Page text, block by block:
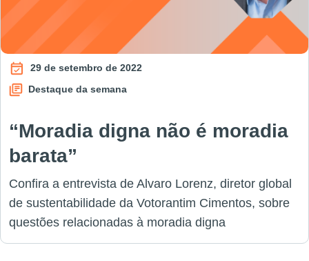
29 de setembro de 2022
Destaque da semana
“Moradia digna não é moradia
barata”
Confira a entrevista de Alvaro Lorenz, diretor global
de sustentabilidade da Votorantim Cimentos, sobre
questões relacionadas à moradia digna